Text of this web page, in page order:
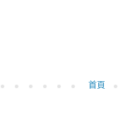
首頁